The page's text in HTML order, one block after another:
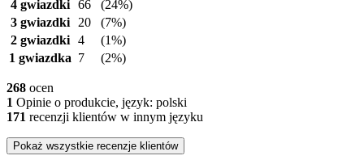
4 gwiazdki 66
(24%)
3 gwiazdki
20
(7%)
2 gwiazdki 4
(1%)
1 gwiazdka 7 (2%)
268 ocen
1 Opinie o produkcie, język: polski
171 recenzji klientów w innym języku
Pokaż wszystkie recenzje klientów